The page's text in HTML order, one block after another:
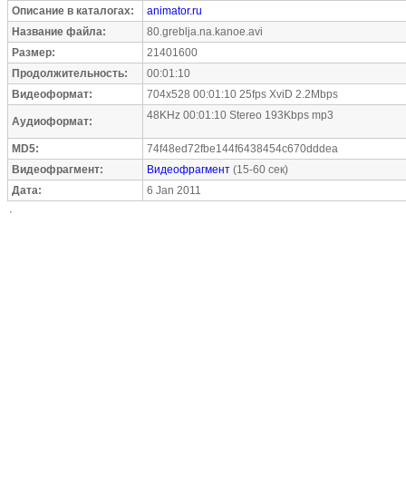
Описание в каталогах:
animator.ru
Название файла:
80.greblja.na.kanoe.avi
Размер:
21401600
Продолжительность:
00:01:10
Видеоформат:
704x528 00:01:10 25fps XviD 2.2Mbps
Аудиоформат: 48KHz 00:01:10 Stereo 193Kbps mp3
MD5:
74f48ed72fbe144f6438454c670dddea
Видеофрагмент:
Видеофрагмент (15-60 сек)
Дата:
6 Jan 2011